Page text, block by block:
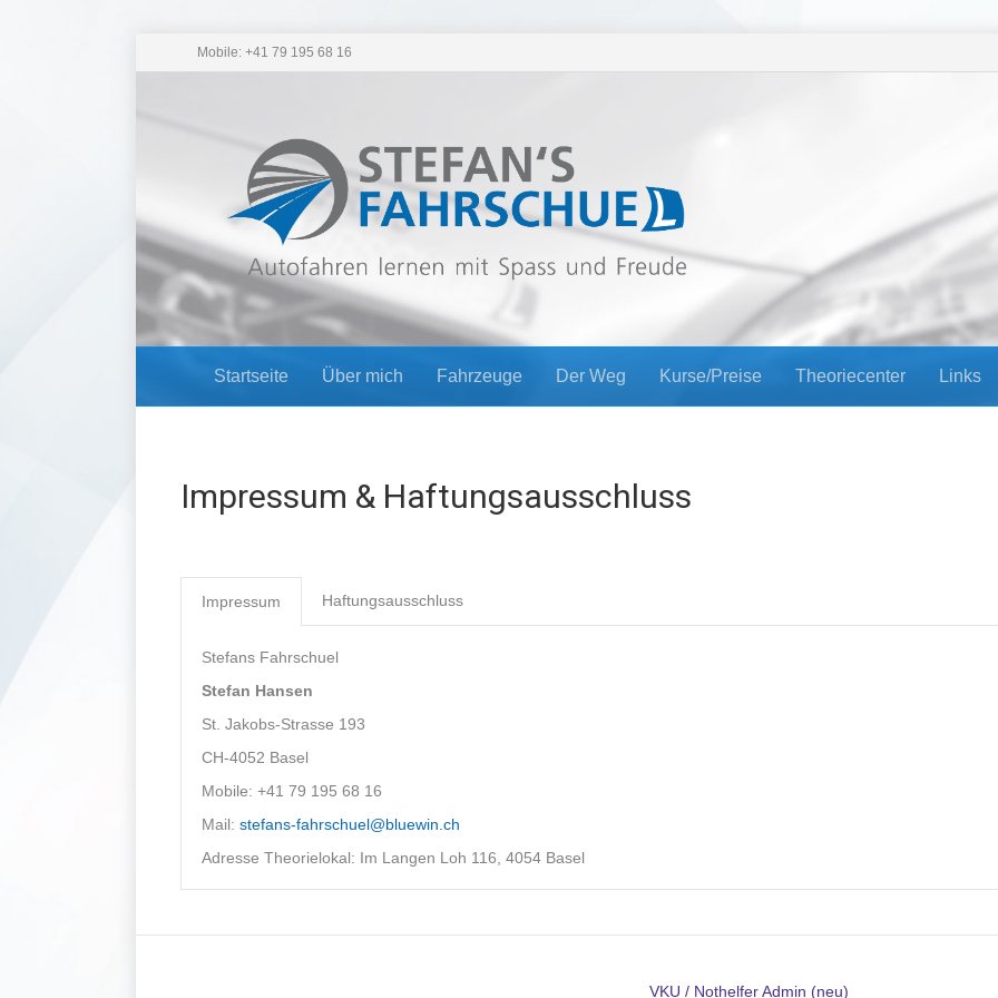
Mobile: +41 79 195 68 16
Startseite Über mich Fahrzeuge Der Weg Kurse/Preise Theoriecenter Links
Impressum & Haftungsausschluss
Impressum Haftungsausschluss
Stefans Fahrschuel
Stefan Hansen
St. Jakobs-Strasse 193
CH-4052 Basel
Mobile: +41 79 195 68 16
Mail: stefans-fahrschuel@bluewin.ch
Adresse Theorielokal: Im Langen Loh 116, 4054 Basel
VKU / Nothelfer Admin (neu)